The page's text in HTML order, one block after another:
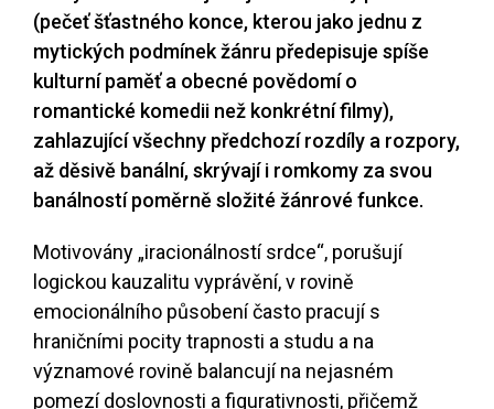
(pečeť šťastného konce, kterou jako jednu z
mytických podmínek žánru předepisuje spíše
kulturní paměť a obecné povědomí o
romantické komedii než konkrétní filmy),
zahlazující všechny předchozí rozdíly a rozpory,
až děsivě banální, skrývají i romkomy za svou
banálností poměrně složité žánrové funkce.
Motivovány „iracionálností srdce“, porušují
logickou kauzalitu vyprávění, v rovině
emocionálního působení často pracují s
hraničními pocity trapnosti a studu a na
významové rovině balancují na nejasném
pomezí doslovnosti a figurativnosti, přičemž